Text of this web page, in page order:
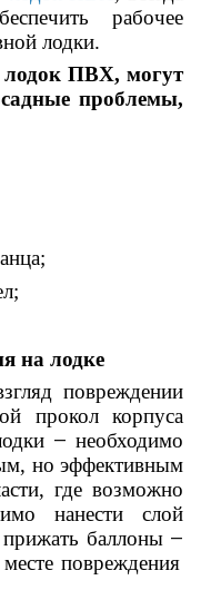
рабочее
лодки.
ПВХ, могут
проблемы,
на лодке
повреждении
прокол корпуса
— необходимо
но эффективным
где возможно
нанести слой
баллоны —
повреждения